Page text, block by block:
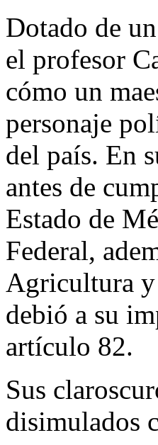
Dotado de
el profesor
cómo un
personaje
del país. En
antes de
Estado de
Federal,
Agricultura y
debió a su
artículo 82.
Sus
disimulados